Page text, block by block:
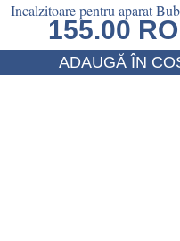
Incalzitoare pentru aparat
155.00
ADAUGĂ ÎN